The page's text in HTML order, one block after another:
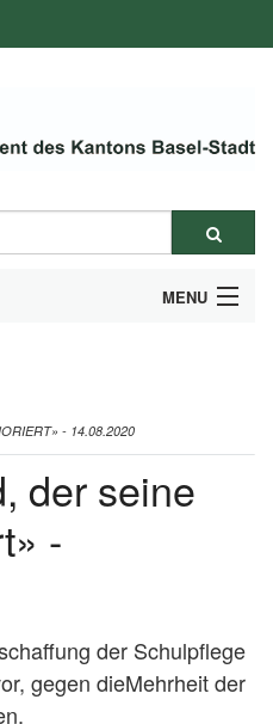
MENU
- 14.08.2020
der seine
-
der Schulpflege
gegen dieMehrheit der